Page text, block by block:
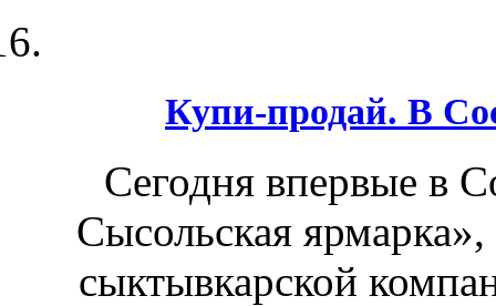
Купи-продай. В
Сегодня впервые в
Сысольская
сыктывкарской